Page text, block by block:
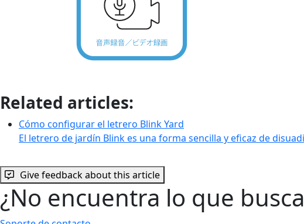
Related articles:
Cómo configurar el letrero Blink Yard
El letrero de jardín Blink es una forma sencilla y eficaz de
Give feedback about this article
¿No encuentra lo que